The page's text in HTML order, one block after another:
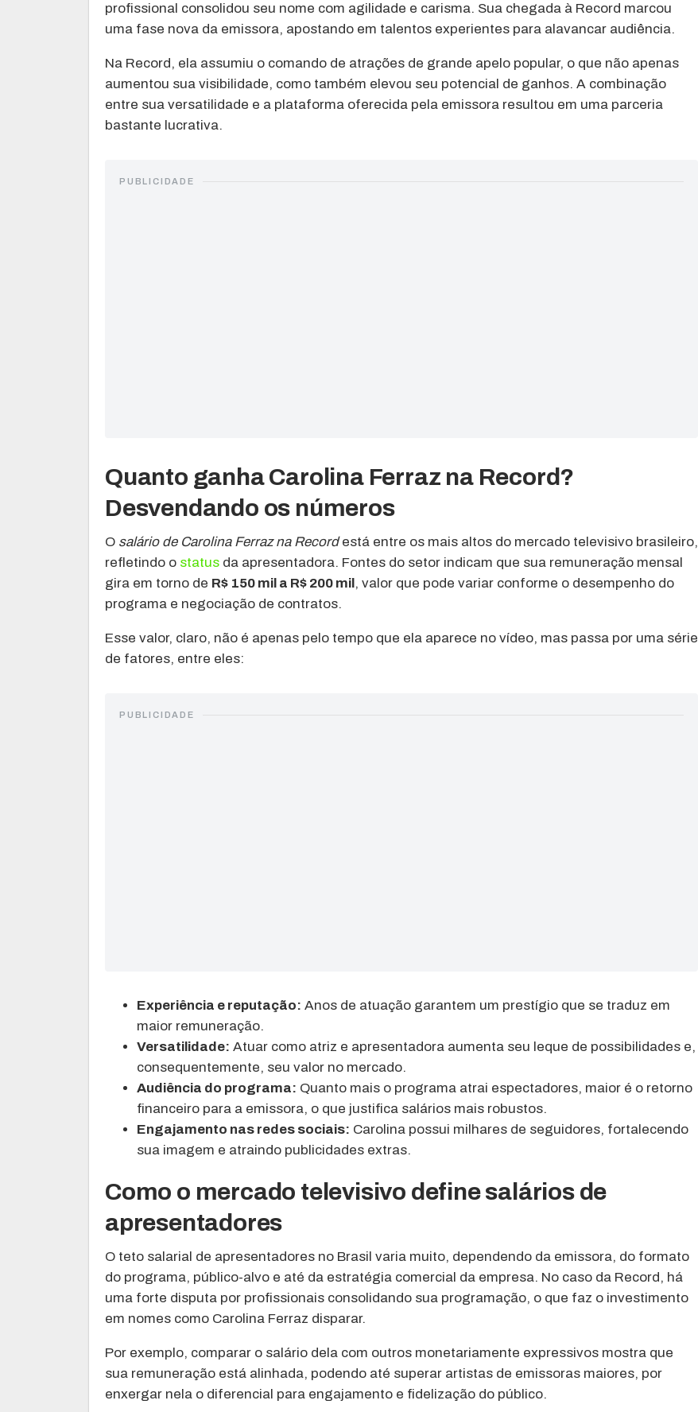
profissional consolidou seu nome com agilidade e carisma. Sua chegada à Record marcou
uma fase nova da emissora, apostando em talentos experientes para alavancar audiência.
Na Record, ela assumiu o comando de atrações de grande apelo popular, o que não apenas
aumentou sua visibilidade, como também elevou seu potencial de ganhos. A combinação
entre sua versatilidade e a plataforma oferecida pela emissora resultou em uma parceria
bastante lucrativa.
PUBLICIDADE
Quanto ganha Carolina Ferraz na Record?
Desvendando os números
O salário de Carolina Ferraz na Recordestá entre os mais altos do mercado televisivo brasileiro,
refletindo o status da apresentadora. Fontes do setor indicam que sua remuneração mensal
gira em torno de R$ 150 mil a R$ 200 mil , valor que pode variar conforme o desempenho do
programa e negociação de contratos.
Esse valor, claro, não é apenas pelo tempo que ela aparece no vídeo, mas passa por uma série
de fatores, entre eles:
PUBLICIDADE
Experiência e reputação: Anos de atuação garantem um prestígio que se traduz em
maior remuneração.
Versatilidade: Atuar como atriz e apresentadora aumenta seu leque de possibilidades e,
consequentemente, seu valor no mercado.
Audiência do programa: Quanto mais o programa atrai espectadores, maior é o retorno
financeiro para a emissora, o que justifica salários mais robustos.
Engajamento nas redes sociais: Carolina possui milhares de seguidores, fortalecendo
sua imagem e atraindo publicidades extras.
Como o mercado televisivo define salários de
apresentadores
O teto salarial de apresentadores no Brasil varia muito, dependendo da emissora, do formato
do programa, público-alvo e até da estratégia comercial da empresa. No caso da Record, há
uma forte disputa por profissionais consolidando sua programação, o que faz o investimento
em nomes como Carolina Ferraz disparar.
Por exemplo, comparar o salário dela com outros monetariamente expressivos mostra que
sua remuneração está alinhada, podendo até superar artistas de emissoras maiores, por
enxergar nela o diferencial para engajamento e fidelização do público.